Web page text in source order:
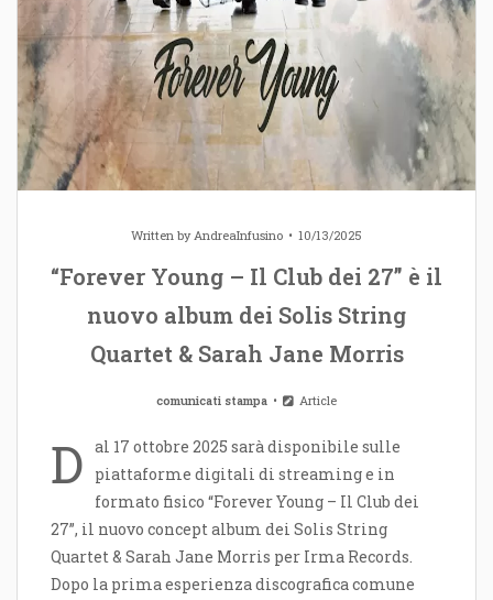
Written byAndreaInfusino 10/13/2025
“Forever Young – Il Club dei 27” è il
nuovo album dei Solis String
Quartet & Sarah Jane Morris
comunicati stampa Article
D al 17 ottobre 2025 sarà disponibile sulle
piattaforme digitali di streaming e in
formato fisico “Forever Young – Il Club dei
27”, il nuovo concept album dei Solis String
Quartet & Sarah Jane Morris per Irma Records.
Dopo la prima esperienza discografica comune